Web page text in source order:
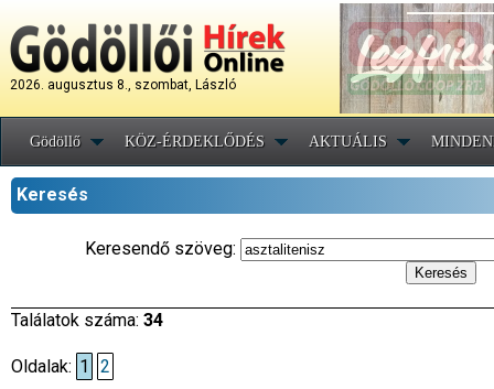
2026. augusztus 8., szombat, László
Gödöllő KÖZ-ÉRDEKLŐDÉS AKTUÁLIS
Keresés
Keresendő szöveg:
Találatok száma: 34
Oldalak: 1
2